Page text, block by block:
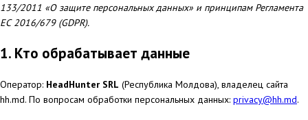
133/2011 «О защите персональных данных» и принципам Регламента
ЕС 2016/679 (GDPR).
1. Кто обрабатывает данные
Оператор: HeadHunter SRL (Республика Молдова), владелец сайта
hh.md. По вопросам обработки персональных данных: privacy@hh.md.